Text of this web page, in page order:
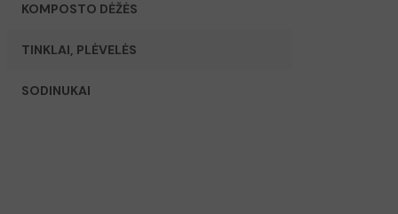
KOMPOSTO DĖŽĖS
TINKLAI, PLĖVELĖS
SODINUKAI